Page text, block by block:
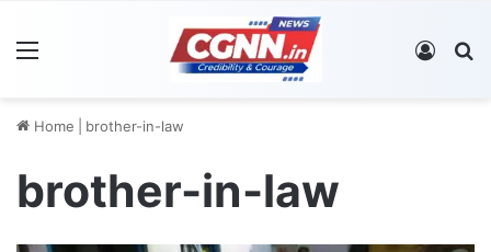
Log In
Home brother-in-law
brother-in-law